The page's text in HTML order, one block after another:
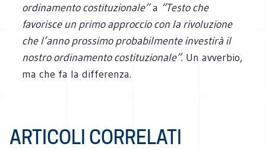
ordinamento costituzionale”a “Testo che
favorisce un primo approccio con la rivoluzione
che l’anno prossimo probabilmente investirà il
nostro ordinamento costituzionale”. Un avverbio,
ma che fa la differenza.
ARTICOLI CORRELATI